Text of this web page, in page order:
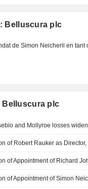
Belluscura plc
Belluscura plc
and Mollyroe losses widen